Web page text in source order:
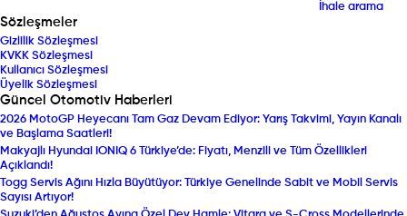
İhale arama
Sözleşmeler
Gizlilik Sözleşmesi
KVKK Sözleşmesi
Kullanıcı Sözleşmesi
Üyelik Sözleşmesi
Güncel Otomotiv Haberleri
2026 MotoGP Heyecanı Tam Gaz Devam Ediyor: Yarış Takvimi, Yayın Kanalı
ve Başlama Saatleri!
Makyajlı Hyundai IONIQ 6 Türkiye’de: Fiyatı, Menzili ve Tüm Özellikleri
Açıklandı!
Togg Servis Ağını Hızla Büyütüyor: Türkiye Genelinde Sabit ve Mobil Servis
Sayısı Artıyor!